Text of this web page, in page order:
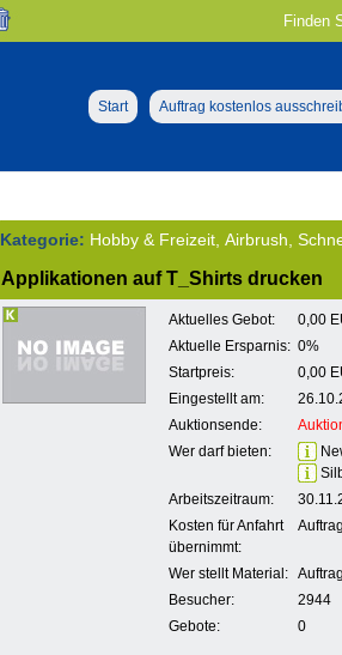
Finden
Start Auftrag kostenlos
Kategorie: Hobby & Freizeit, Airbrush,
Applikationen auf T_Shirts drucken
Aktuelles Gebot: 0,00
Aktuelle Ersparnis: 0%
Startpreis:
0,00
Eingestellt am:
Auktionsende:
Wer darf bieten:
Arbeitszeitraum:
Kosten für Anfahrt
übernimmt:
Wer stellt Material:
Besucher:
2944
Gebote:
0